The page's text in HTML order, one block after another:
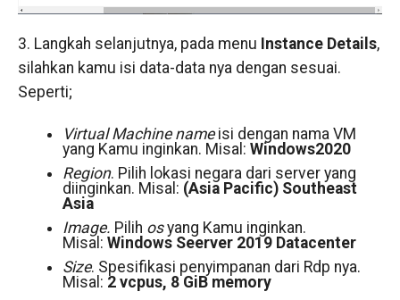
3. Langkah selanjutnya, pada menu Instance Details,
silahkan kamu isi data-data nya dengan sesuai.
Seperti;
Virtual Machine nameisi dengan nama VM
yang Kamu inginkan. Misal: Windows2020
Region. Pilih lokasi negara dari server yang
diinginkan. Misal: (Asia Pacific) Southeast
Asia
Image. Pilih osyang Kamu inginkan.
Misal: Windows Seerver 2019 Datacenter
Size. Spesifikasi penyimpanan dari Rdp nya.
Misal: 2 vcpus, 8 GiB memory